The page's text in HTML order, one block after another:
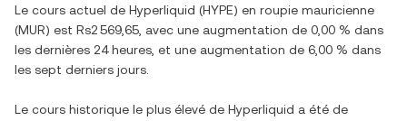
Le cours actuel de Hyperliquid (HYPE) en roupie mauricienne
(MUR) est Rs2 569,65 , avec une augmentation de 0,00 % dans
les dernières 24 heures, et une augmentation de 6,00 % dans
les sept derniers jours.
Le cours historique le plus élevé de Hyperliquid a été de